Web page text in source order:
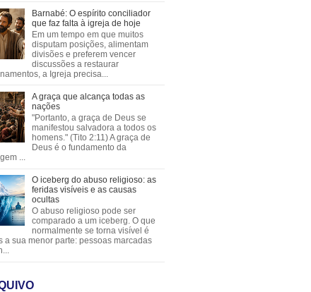
Barnabé: O espírito conciliador
que faz falta à igreja de hoje
Em um tempo em que muitos
disputam posições, alimentam
divisões e preferem vencer
discussões a restaurar
a Igreja precisa...
A graça que alcança todas as
nações
"Portanto, a graça de Deus se
manifestou salvadora a todos os
homens." (Tito 2:11) A graça de
Deus é o fundamento da
...
O iceberg do abuso religioso: as
feridas visíveis e as causas
ocultas
O abuso religioso pode ser
comparado a um iceberg. O que
normalmente se torna visível é
a sua menor parte: pessoas marcadas